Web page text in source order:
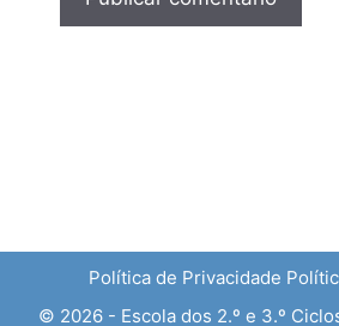
Política de Privacidade
© 2026 - Escola dos 2.º e 3.º